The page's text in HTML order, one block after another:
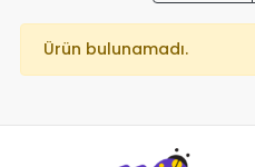
Ürün bulunamadı.